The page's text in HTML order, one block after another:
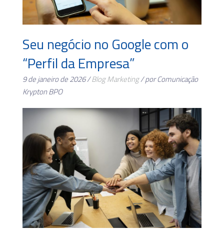
Seu negócio no Google com o
“Perfil da Empresa”
9 de janeiro de 2026 /BlogMarketing/ por Comunicação
Krypton BPO